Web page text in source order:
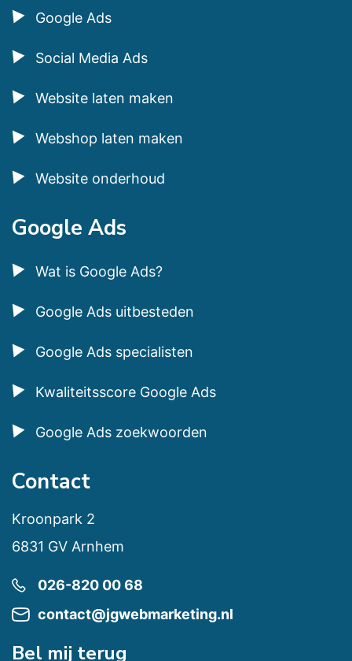
Google Ads
Social Media Ads
Website laten maken
Webshop laten maken
Website onderhoud
Google Ads
Wat is Google Ads?
Google Ads uitbesteden
Google Ads specialisten
Kwaliteitsscore Google Ads
Google Ads zoekwoorden
Contact
Kroonpark 2
6831 GV Arnhem
026-820 00 68
contact@jgwebmarketing.nl
Bel mij terug